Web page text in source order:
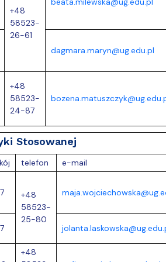
+48
58523-
26-61
dagmara.maryn@ug.edu.pl
+48
58523-
24-87
Stosowanej
telefon
e-mail
+48
58523-
25-80
+48